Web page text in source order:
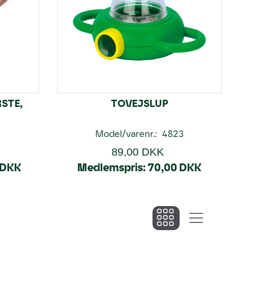
TOVEJSLUP
Model/varenr.: 4823
89,00 DKK
Medlemspris:70,00 DKK